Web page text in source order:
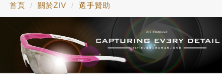
首頁 關於ZIV 選手贊助